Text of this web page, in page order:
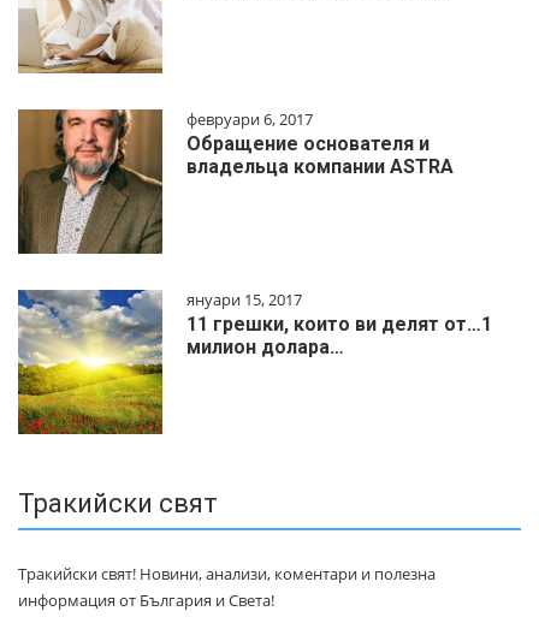
февруари 6, 2017
Обращение основателя и
владельца компании ASTRA
януари 15, 2017
11 грешки, които ви делят от…1
милиoн дoлapa…
Тракийски свят
Тракийски свят! Новини, анализи, коментари и полезна
информация от България и Света!